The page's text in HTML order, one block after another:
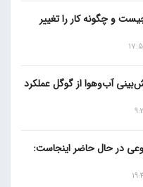
و چگونه کار را تغییر
آب‌و‌هوا از گوگل عملکرد
در حال حاضر اینجاست: